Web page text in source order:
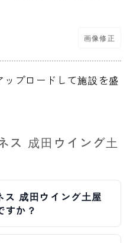
画像修正
プロードして施設を盛
ス 成田ウイング土
ス 成田ウイング土屋
すか？